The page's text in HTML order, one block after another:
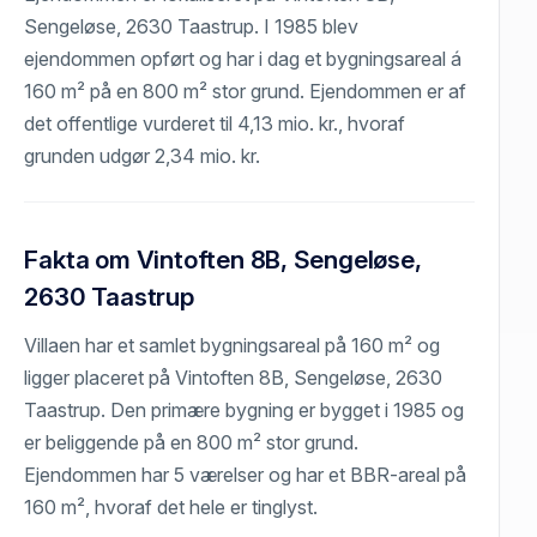
Sengeløse, 2630 Taastrup. I 1985 blev
ejendommen opført og har i dag et bygningsareal á
160 m² på en 800 m² stor grund. Ejendommen er af
det offentlige vurderet til 4,13 mio. kr., hvoraf
grunden udgør 2,34 mio. kr.
Fakta om Vintoften 8B, Sengeløse,
2630 Taastrup
Villaen har et samlet bygningsareal på 160 m² og
ligger placeret på Vintoften 8B, Sengeløse, 2630
Taastrup. Den primære bygning er bygget i 1985 og
er beliggende på en 800 m² stor grund.
Ejendommen har 5 værelser og har et BBR-areal på
160 m², hvoraf det hele er tinglyst.